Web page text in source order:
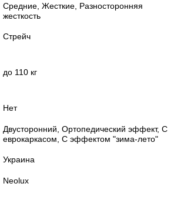
Средние Жесткие Разносторонняя
жесткость
Стрейч
до 110 кг
Нет
Двусторонний Ортопедический эффект, С
еврокаркасом С эффектом "зима-лето"
Украина
Neolux